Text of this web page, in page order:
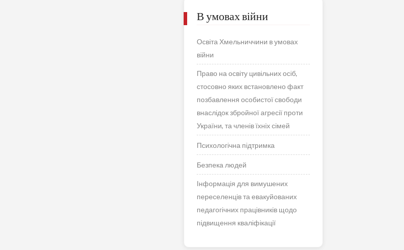
В умовах війни
Освіта Хмельниччини в умовах
війни
Право на освіту цивільних осіб,
стосовно яких встановлено факт
позбавлення особистої свободи
внаслідок збройної агресії проти
України, та членів їхніх сімей
Психологічна підтримка
Безпека людей
Інформація для вимушених
переселенців та евакуйованих
педагогічних працівників щодо
підвищення кваліфікації